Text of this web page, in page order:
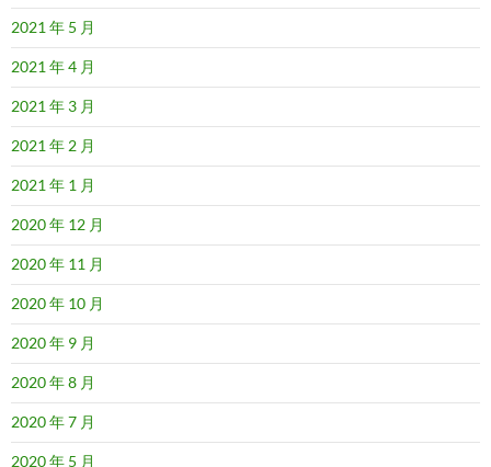
2021 年 5 月
2021 年 4 月
2021 年 3 月
2021 年 2 月
2021 年 1 月
2020 年 12 月
2020 年 11 月
2020 年 10 月
2020 年 9 月
2020 年 8 月
2020 年 7 月
2020 年 5 月